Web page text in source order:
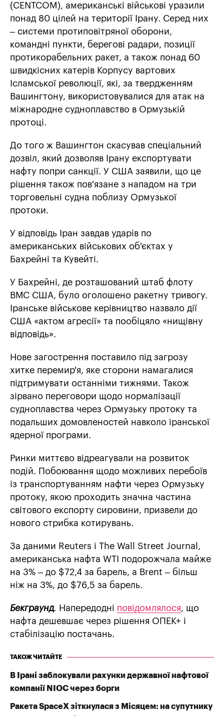
(CENTCOM), американські військові уразили
понад 80 цілей на території Ірану. Серед них
– системи протиповітряної оборони,
командні пункти, берегові радари, позиції
протикорабельних ракет, а також понад 60
швидкісних катерів Корпусу вартових
Ісламської революції, які, за твердженням
Вашингтону, використовувалися для атак на
міжнародне судноплавство в Ормузькій
протоці.
До того ж Вашингтон скасував спеціальний
дозвіл, який дозволяв Ірану експортувати
нафту попри санкції. У США заявили, що це
рішення також пов'язане з нападом на три
торговельні судна поблизу Ормузької
протоки.
У відповідь Іран завдав ударів по
американських військових об'єктах у
Бахрейні та Кувейті.
У Бахрейні, де розташований штаб флоту
ВМС США, було оголошено ракетну тривогу.
Іранське військове керівництво назвало дії
США «актом агресії» та пообіцяло «нищівну
відповідь».
Нове загострення поставило під загрозу
хитке перемир'я, яке сторони намагалися
підтримувати останніми тижнями. Також
зірвано переговори щодо нормалізації
судноплавства через Ормузьку протоку та
подальших домовленостей навколо іранської
ядерної програми.
Ринки миттєво відреагували на розвиток
подій. Побоювання щодо можливих перебоїв
із транспортуванням нафти через Ормузьку
протоку, якою проходить значна частина
світового експорту сировини, призвели до
нового стрибка котирувань.
За даними Reuters і The Wall Street Journal,
американська нафта WTI подорожчала майже
на 3% – до $72,4 за барель, а Brent – більш
ніж на 3%, до $76,5 за барель.
Бекграунд. Напередодні повідомлялося, що
нафта дешевшає через рішення ОПЕК+ і
стабілізацію постачань.
ТАКОЖ ЧИТАЙТЕ
В Ірані заблокували рахунки державної нафтової
компанії NIOC через борги
Ракета SpaceX зіткнулася з Місяцем: на супутнику